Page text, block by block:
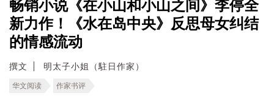
畅销小说《在小山和小山之间》李停全
新力作！《水在岛中央》反思母女纠结
的情感流动
撰文 明太子小姐（駐日作家）
华文阅读 作家书评